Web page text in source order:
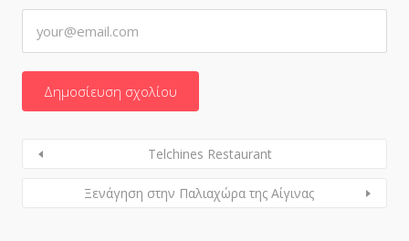
Telchines Restaurant
Ξενάγηση στην Παλιαχώρα της Αίγινας